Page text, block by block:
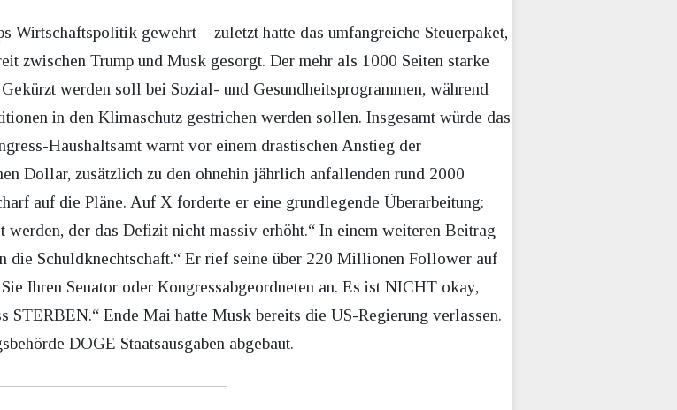
Wirtschaftspolitik gewehrt – zuletzt hatte das umfangreiche Steuerpaket,
zwischen Trump und Musk gesorgt. Der mehr als 1000 Seiten starke
werden soll bei Sozial- und Gesundheitsprogrammen, während
in den Klimaschutz gestrichen werden sollen. Insgesamt würde das
Haushaltsamt warnt vor einem drastischen Anstieg der
Dollar, zusätzlich zu den ohnehin jährlich anfallenden rund 2000
auf die Pläne. Auf X forderte er eine grundlegende Überarbeitung:
werden, der das Defizit nicht massiv erhöht.“ In einem weiteren Beitrag
die Schuldknechtschaft.“ Er rief seine über 220 Millionen Follower auf
Ihren Senator oder Kongressabgeordneten an. Es ist NICHT okay,
STERBEN.“ Ende Mai hatte Musk bereits die US-Regierung verlassen.
DOGE Staatsausgaben abgebaut.